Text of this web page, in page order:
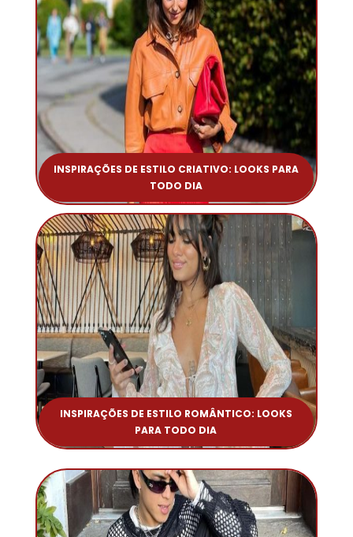
INSPIRAÇÕES DE ESTILO CRIATIVO: LOOKS PARA
TODO DIA
INSPIRAÇÕES DE ESTILO ROMÂNTICO: LOOKS
PARA TODO DIA